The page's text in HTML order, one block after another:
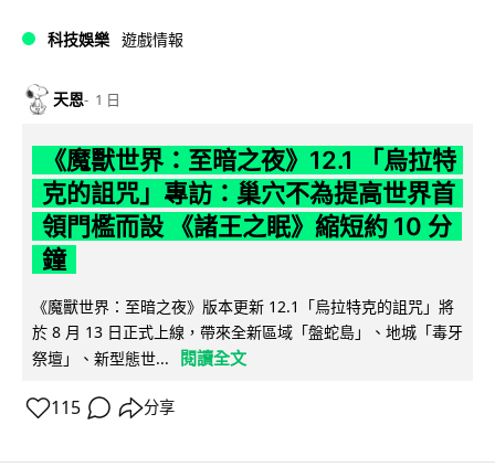
科技娛樂 遊戲情報
天恩 1 日
《魔獸世界：至暗之夜》12.1 「烏拉特
克的詛咒」專訪：巢穴不為提高世界首
領門檻而設 《諸王之眠》縮短約 10 分
鐘
《魔獸世界：至暗之夜》版本更新 12.1「烏拉特克的詛咒」將
於 8 月 13 日正式上線，帶來全新區域「盤蛇島」、地城「毒牙
祭壇」、新型態世...
閱讀全文
115 分享